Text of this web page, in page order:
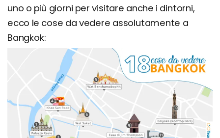
uno o più giorni per visitare anche i dintorni,
ecco le cose da vedere assolutamente a
Bangkok: